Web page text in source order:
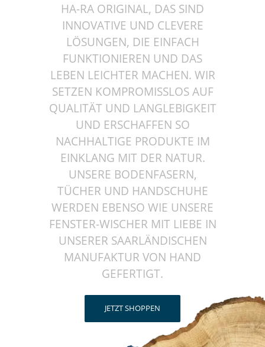
HA-RA ORIGINAL, DAS SIND
INNOVATIVE UND CLEVERE
LÖSUNGEN, DIE EINFACH
FUNKTIONIEREN UND DAS
LEBEN LEICHTER MACHEN. WIR
SETZEN KOMPROMISSLOS AUF
QUALITÄT UND LANGLEBIGKEIT
UND ERSCHAFFEN SO
NACHHALTIGE PRODUKTE IM
EINKLANG MIT DER NATUR.
UNSERE BODENFASERN,
TÜCHER UND HANDSCHUHE
WERDEN EBENSO WIE UNSERE
FENSTER-WISCHER MIT LIEBE IN
UNSERER SAARLÄNDISCHEN
MANUFAKTUR VON HAND
GEFERTIGT.
JETZT SHOPPEN